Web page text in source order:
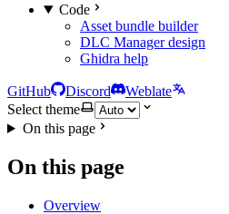
Code
Asset bundle builder
DLC Manager design
Ghidra help
GitHub Discord
Weblate
Select theme
On this page
On this page
Overview